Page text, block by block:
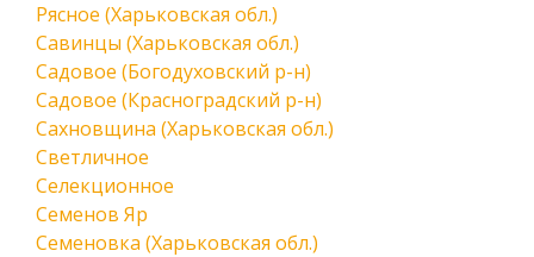
Рясное (Харьковская обл.)
Савинцы (Харьковская обл.)
Садовое (Богодуховский р-н)
Садовое (Красноградский р-н)
Сахновщина (Харьковская обл.)
Светличное
Селекционное
Семенов Яр
Семеновка (Харьковская обл.)